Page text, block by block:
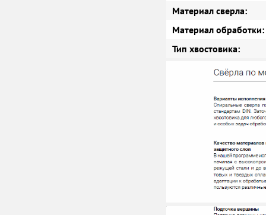
Материал сверла:
Материал обработки:
Тип хвостовика: